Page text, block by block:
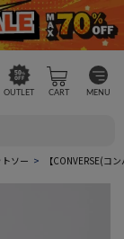
OUTLET CART MENU
ソー 【CONVERSE(コ